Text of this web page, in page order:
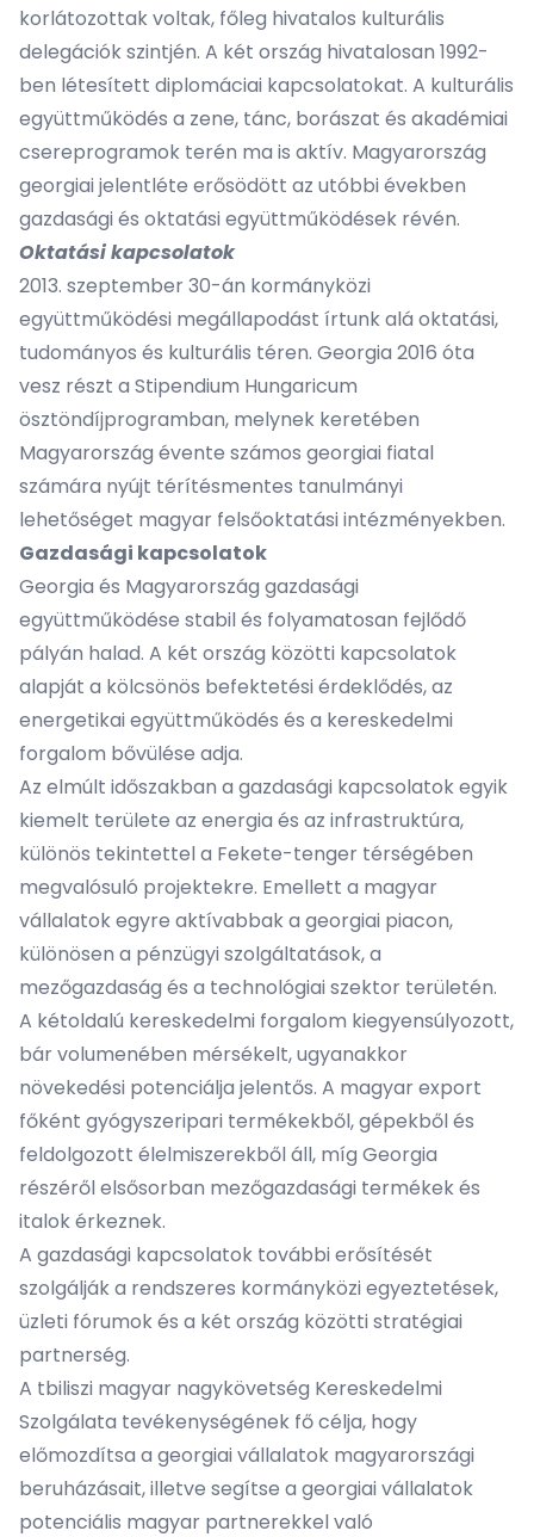
korlátozottak voltak, főleg hivatalos kulturális
delegációk szintjén. A két ország hivatalosan 1992-
ben létesített diplomáciai kapcsolatokat. A kulturális
együttműködés a zene, tánc, borászat és akadémiai
csereprogramok terén ma is aktív. Magyarország
georgiai jelentléte erősödött az utóbbi években
gazdasági és oktatási együttműködések révén.
Oktatási kapcsolatok
2013. szeptember 30-án kormányközi
együttműködési megállapodást írtunk alá oktatási,
tudományos és kulturális téren. Georgia 2016 óta
vesz részt a Stipendium Hungaricum
ösztöndíjprogramban, melynek keretében
Magyarország évente számos georgiai fiatal
számára nyújt térítésmentes tanulmányi
lehetőséget magyar felsőoktatási intézményekben.
Gazdasági kapcsolatok
Georgia és Magyarország gazdasági
együttműködése stabil és folyamatosan fejlődő
pályán halad. A két ország közötti kapcsolatok
alapját a kölcsönös befektetési érdeklődés, az
energetikai együttműködés és a kereskedelmi
forgalom bővülése adja.
Az elmúlt időszakban a gazdasági kapcsolatok egyik
kiemelt területe az energia és az infrastruktúra,
különös tekintettel a Fekete-tenger térségében
megvalósuló projektekre. Emellett a magyar
vállalatok egyre aktívabbak a georgiai piacon,
különösen a pénzügyi szolgáltatások, a
mezőgazdaság és a technológiai szektor területén.
A kétoldalú kereskedelmi forgalom kiegyensúlyozott,
bár volumenében mérsékelt, ugyanakkor
növekedési potenciálja jelentős. A magyar export
főként gyógyszeripari termékekből, gépekből és
feldolgozott élelmiszerekből áll, míg Georgia
részéről elsősorban mezőgazdasági termékek és
italok érkeznek.
A gazdasági kapcsolatok további erősítését
szolgálják a rendszeres kormányközi egyeztetések,
üzleti fórumok és a két ország közötti stratégiai
partnerség.
A tbiliszi magyar nagykövetség Kereskedelmi
Szolgálata tevékenységének fő célja, hogy
előmozdítsa a georgiai vállalatok magyarországi
beruházásait, illetve segítse a georgiai vállalatok
potenciális magyar partnerekkel való